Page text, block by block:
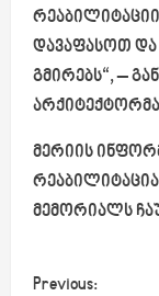
დავაფასოთ და
გმირებს“, –
მერიის
მემორიალს
P
Previous: